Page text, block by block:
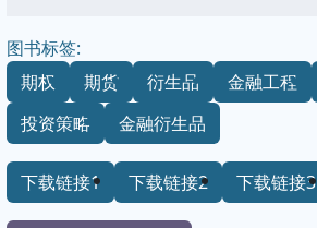
图书标签:
期权
期货 衍生品 金融工程
投资策略
金融衍生品
下载链接1 下载链接2 下载链接3